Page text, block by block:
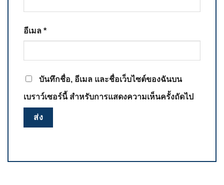
อีเมล *
บันทึกชื่อ, อีเมล และชื่อเว็บไซต์ของฉันบน
เบราว์เซอร์นี้ สำหรับการแสดงความเห็นครั้งถัดไป